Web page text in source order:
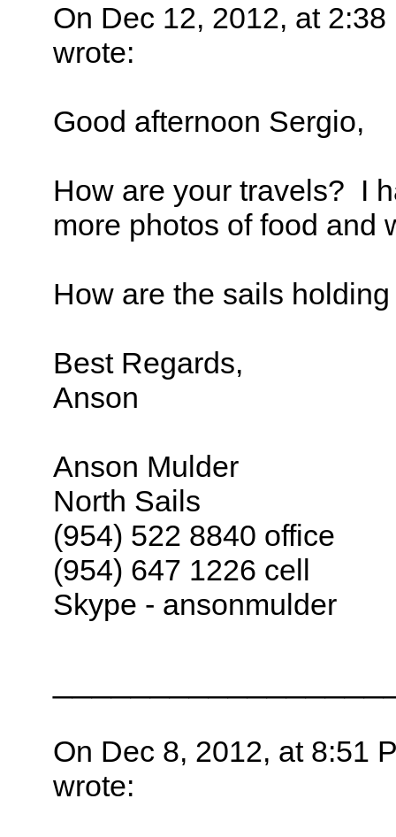
On Dec 12, 2012, at
wrote:
Good afternoon Sergio,
How are your travels? I
more photos of food and
How are the sails
Best Regards,
Anson
Anson Mulder
North Sails
(954) 522 8840 office
(954) 647 1226 cell
Skype - ansonmulder
On Dec 8, 2012, at 8:51
wrote: